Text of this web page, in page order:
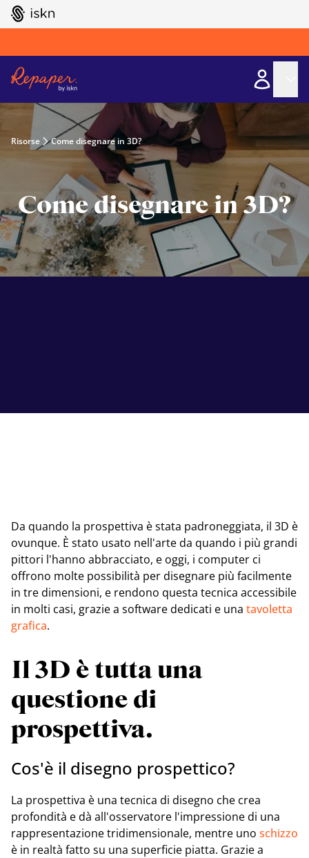
GO TO ISKN HOME
Risorse Come disegnare in 3D?
Come disegnare in 3D?
Da quando la prospettiva è stata padroneggiata, il 3D è
ovunque. È stato usato nell'arte da quando i più grandi
pittori l'hanno abbracciato, e oggi, i computer ci
offrono molte possibilità per disegnare più facilmente
in tre dimensioni, e rendono questa tecnica accessibile
in molti casi, grazie a software dedicati e una tavoletta
grafica.
Il 3D è tutta una
questione di
prospettiva.
Cos'è il disegno prospettico?
La prospettiva è una tecnica di disegno che crea
profondità e dà all'osservatore l'impressione di una
rappresentazione tridimensionale, mentre uno schizzo
è in realtà fatto su una superficie piatta. Grazie a